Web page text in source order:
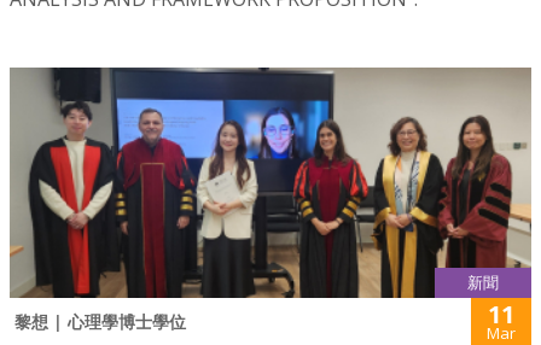
新聞
黎想 | 心理學博士學位 11
Mar